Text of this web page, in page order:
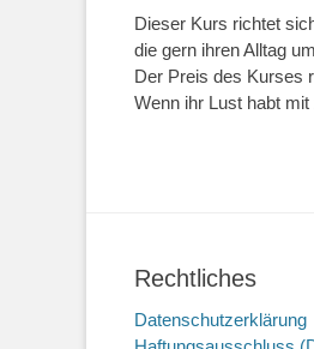
Dieser Kurs richtet
die gern ihren Alltag
Der Preis des Kurses
Wenn ihr Lust habt
Rechtliches
Datenschutzerklärung